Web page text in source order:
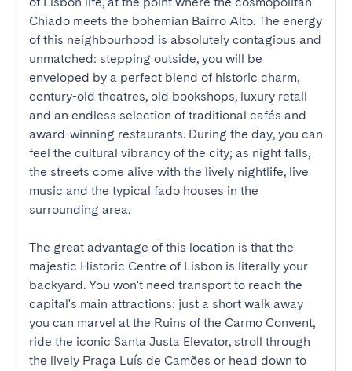
Chiado meets the bohemian Bairro Alto. The energy
of this neighbourhood is absolutely contagious and
unmatched: stepping outside, you will be
enveloped by a perfect blend of historic charm,
century-old theatres, old bookshops, luxury retail
and an endless selection of traditional cafés and
award-winning restaurants. During the day, you can
feel the cultural vibrancy of the city; as night falls,
the streets come alive with the lively nightlife, live
music and the typical fado houses in the
surrounding area.
The great advantage of this location is that the
majestic Historic Centre of Lisbon is literally your
backyard. You won't need transport to reach the
capital's main attractions: just a short walk away
you can marvel at the Ruins of the Carmo Convent,
ride the iconic Santa Justa Elevator, stroll through
the lively Praça Luís de Camões or head down to